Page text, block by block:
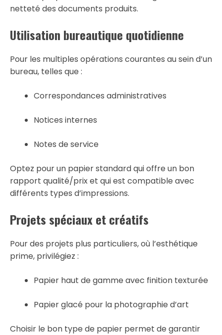
netteté des documents produits.
Utilisation bureautique quotidienne
Pour les multiples opérations courantes au sein d’un
bureau, telles que :
Correspondances administratives
Notices internes
Notes de service
Optez pour un papier standard qui offre un bon
rapport qualité/prix et qui est compatible avec
différents types d’impressions.
Projets spéciaux et créatifs
Pour des projets plus particuliers, où l’esthétique
prime, privilégiez :
Papier haut de gamme avec finition texturée
Papier glacé pour la photographie d’art
Choisir le bon type de papier permet de garantir